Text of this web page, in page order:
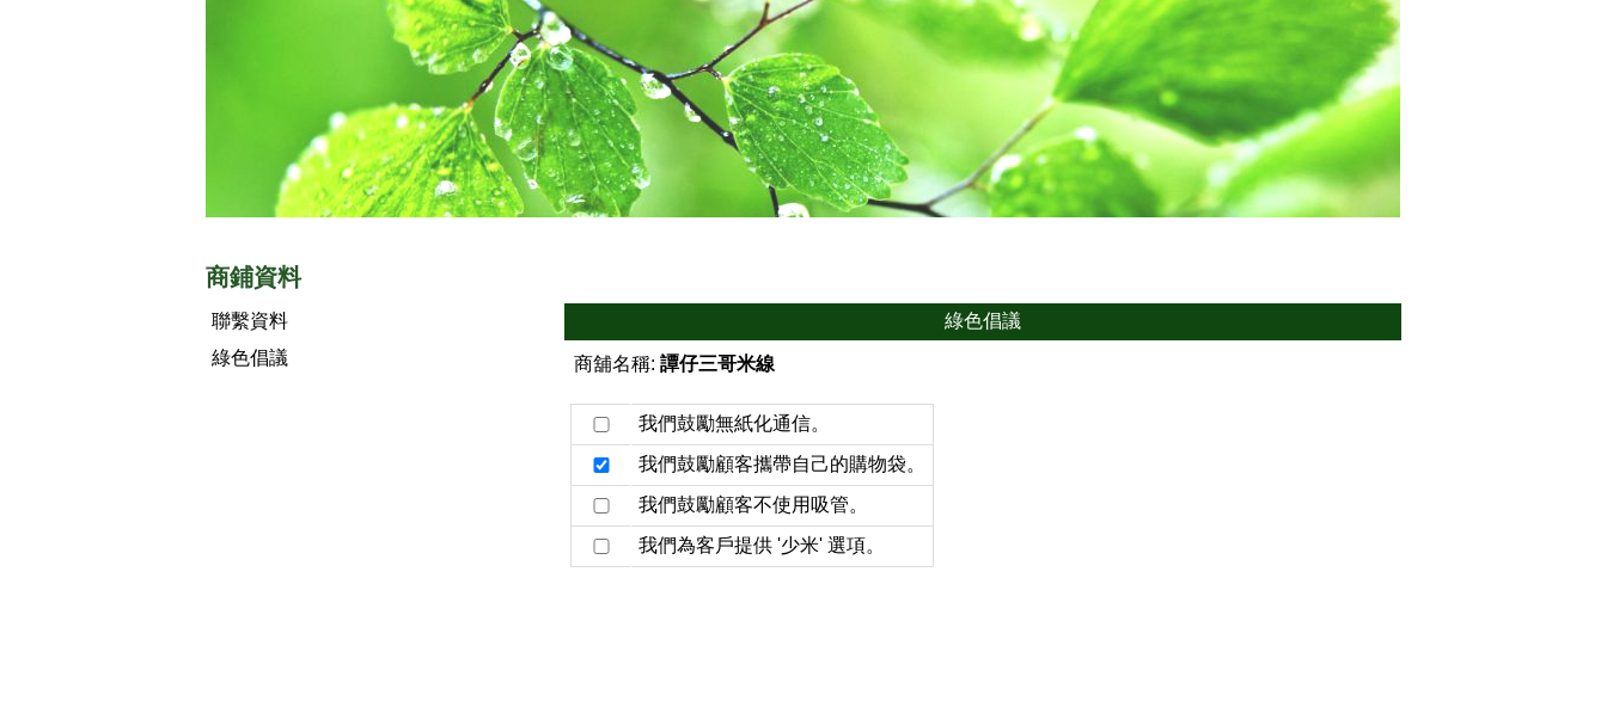
商鋪資料
聯繫資料
綠色倡議
綠色倡議
商舖名稱: 譚仔三哥米線
我們鼓勵無紙化通信。
我們鼓勵顧客攜帶自己的購物袋。
我們鼓勵顧客不使用吸管。
我們為客戶提供 '少米' 選項。